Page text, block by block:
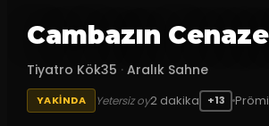
Cambazın
Tiyatro Kök35 · Aralık Sahne
YAKINDA Yetersiz oy2 dakika +13